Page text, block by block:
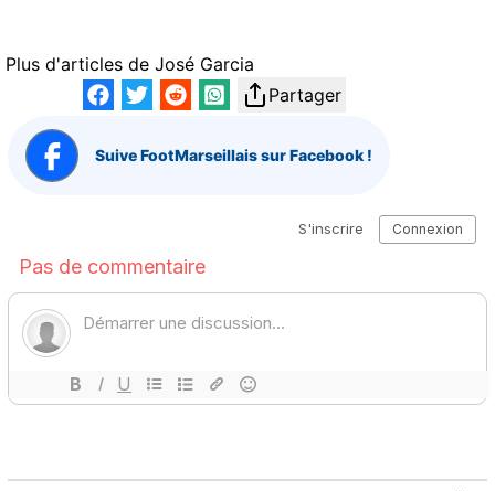
Plus d'articles de José Garcia
Partager
Suive FootMarseillais sur Facebook !